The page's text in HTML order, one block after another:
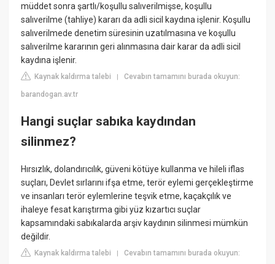
müddet sonra şartlı/koşullu salıverilmişse, koşullu
salıverilme (tahliye) kararı da adli sicil kaydına işlenir. Koşullu
salıverilmede denetim süresinin uzatılmasına ve koşullu
salıverilme kararının geri alınmasına dair karar da adli sicil
kaydına işlenir.
Kaynak kaldırma talebi |Cevabın tamamını burada okuyun:
barandogan.av.tr
Hangi suçlar sabıka kaydından
silinmez?
Hırsızlık, dolandırıcılık, güveni kötüye kullanma ve hileli iflas
suçları, Devlet sırlarını ifşa etme, terör eylemi gerçekleştirme
ve insanları terör eylemlerine teşvik etme, kaçakçılık ve
ihaleye fesat karıştırma gibi yüz kızartıcı suçlar
kapsamındaki sabıkalarda arşiv kaydının silinmesi mümkün
değildir.
Kaynak kaldırma talebi |Cevabın tamamını burada okuyun: